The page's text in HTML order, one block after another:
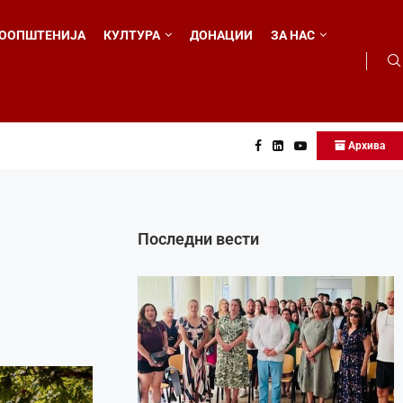
КУЛТУРА ДОНАЦИИ ЗА НАС
Архива
Последни вести